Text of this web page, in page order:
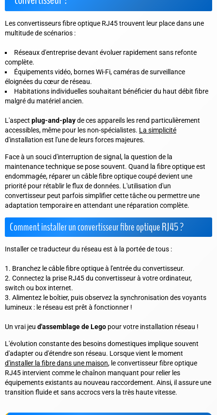
Les convertisseurs fibre optique RJ45 trouvent leur place dans une
multitude de scénarios :
Réseaux d'entreprise devant évoluer rapidement sans refonte
complète.
Équipements vidéo, bornes Wi-Fi, caméras de surveillance
éloignées du cœur de réseau.
Habitations individuelles souhaitant bénéficier du haut débit fibre
malgré du matériel ancien.
L'aspect plug-and-playde ces appareils les rend particulièrement
accessibles, même pour les non-spécialistes. La simplicité
d'installation est l'une de leurs forces majeures.
Face à un souci d'interruption de signal, la question de la
maintenance technique se pose souvent. Quand la fibre optique est
endommagée, réparer un câble fibre optique coupé devient une
priorité pour rétablir le flux de données. L'utilisation d'un
convertisseur peut parfois simplifier cette tâche ou permettre une
adaptation temporaire en attendant une réparation complète.
Comment installer un convertisseur fibre optique RJ45 ?
Installer ce traducteur du réseau est à la portée de tous :
Branchez le câble fibre optique à l'entrée du convertisseur.
Connectez la prise RJ45 du convertisseur à votre ordinateur,
switch ou box internet.
Alimentez le boîtier, puis observez la synchronisation des voyants
lumineux : le réseau est prêt à fonctionner !
Un vrai jeu d'assemblage de Lego pour votre installation réseau !
L'évolution constante des besoins domestiques implique souvent
d'adapter ou d'étendre son réseau. Lorsque vient le moment
d'installer la fibre dans une maison, le convertisseur fibre optique
RJ45 intervient comme le chaînon manquant pour relier les
équipements existants au nouveau raccordement. Ainsi, il assure une
transition fluide et sans accrocs vers la très haute vitesse.